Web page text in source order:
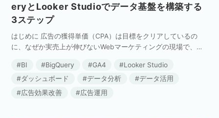
SEO ホワイトペーパー
CRM KARTE
Google Cloud／BI
eryとLooker Studioでデータ基盤を構築する
3ステップ
はじめに 広告の獲得単価（CPA）は目標をクリアしているの
に、なぜか実売上が伸びないWebマーケティングの現場で、こ
体管理画面上のCPAを指標に最適化を行いますが […]
BI BigQuery GA4
Looker Studio
ダッシュボード
データ分析
データ活用
広告効果改善
広告運用